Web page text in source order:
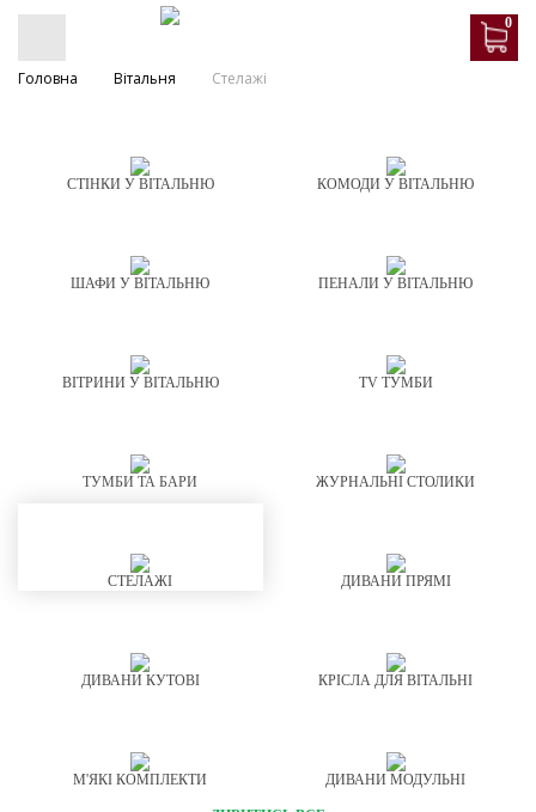
0
Головна Вітальня Стелажі
СТІНКИ У ВІТАЛЬНЮ КОМОДИ У ВІТАЛЬНЮ
ШАФИ У ВІТАЛЬНЮ ПЕНАЛИ У ВІТАЛЬНЮ
ВІТРИНИ У ВІТАЛЬНЮ TV ТУМБИ
ТУМБИ ТА БАРИ ЖУРНАЛЬНІ СТОЛИКИ
СТЕЛАЖІ ДИВАНИ ПРЯМІ
ДИВАНИ КУТОВІ КРІСЛА ДЛЯ ВІТАЛЬНІ
М'ЯКІ КОМПЛЕКТИ ДИВАНИ МОДУЛЬНІ